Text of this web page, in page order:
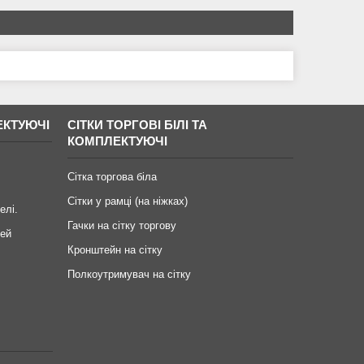
СІТКИ ТОРГОВІ БІЛІ ТА
КОМПЛЕКТУЮЧІ
Сітка торгова біла
Сітки у рамці (на ніжках)
Гачки на сітку торгову
Кронштейн на сітку
Полкоутримувач на сітку